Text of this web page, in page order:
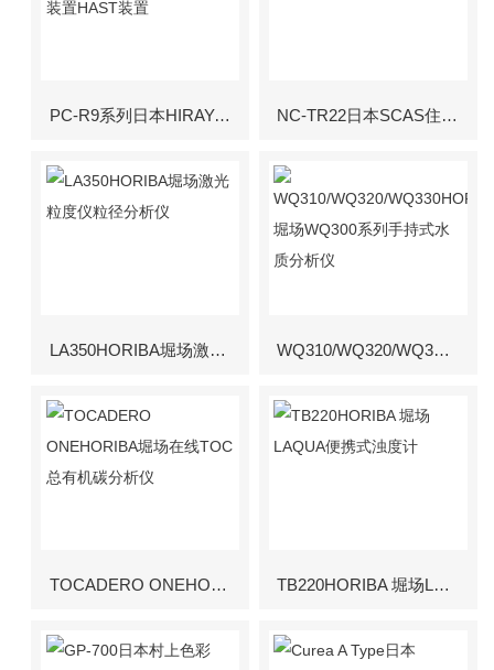
PC-R9系列日本HIRAYAMA高加速寿命试验装置HAST装置 NC-TR22日本SCAS住化分析全窒素全炭素分析装置
LA350HORIBA堀场激光粒度仪粒径分析仪 WQ310/WQ320/WQ330HORIBA堀场WQ300系列手持式水质分析仪
TOCADERO ONEHORIBA堀场在线TOC总有机碳分析仪 TB220HORIBA 堀场LAQUA便携式浊度计